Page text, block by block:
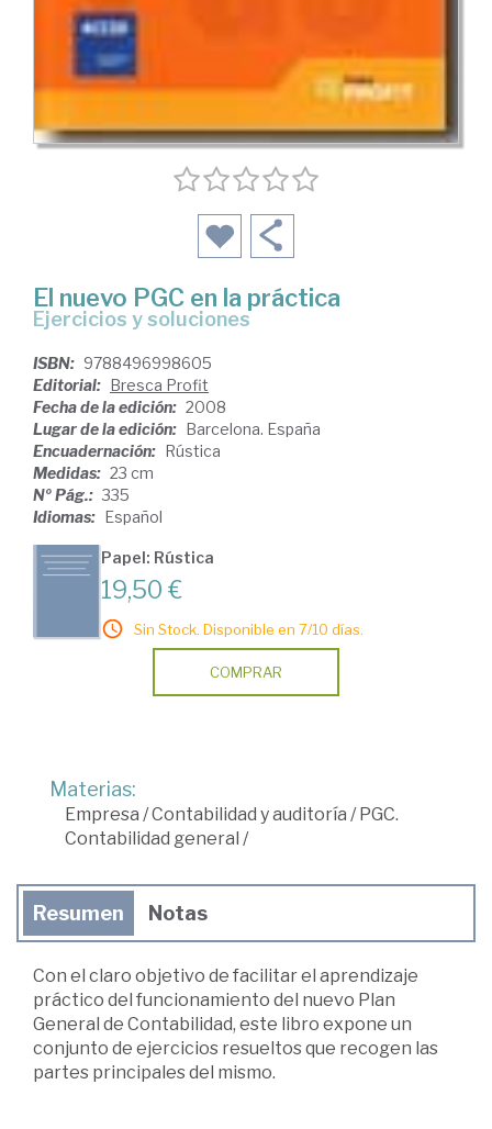
El nuevo PGC en la práctica
ejercicios y soluciones
ISBN: 9788496998605
Editorial: Bresca Profit
Fecha de la edición: 2008
Lugar de la edición: Barcelona. España
Encuadernación: Rústica
Medidas: 23 cm
Nº Pág.: 335
Idiomas: Español
Papel: Rústica
19,50 €
Sin Stock. Disponible en 7/10 días.
COMPRAR
Materias:
Empresa /Contabilidad y auditoría /PGC.
Contabilidad general /
Resumen Notas
Con el claro objetivo de facilitar el aprendizaje
práctico del funcionamiento del nuevo Plan
General de Contabilidad, este libro expone un
conjunto de ejercicios resueltos que recogen las
partes principales del mismo.